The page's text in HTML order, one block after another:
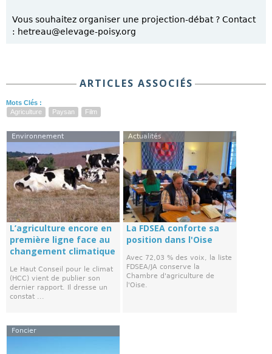
Vous souhaitez organiser une projection-débat ? Contact
: hetreau@elevage-poisy.org
ARTICLES ASSOCIÉS
Mots Clés :
Agriculture
Paysan Film
Environnement
L’agriculture encore en
première ligne face au
changement climatique
Le Haut Conseil pour le climat
(HCC) vient de publier son
dernier rapport. Il dresse un
constat ...
Actualités
La FDSEA conforte sa
position dans l'Oise
Avec 72,03 % des voix, la liste
FDSEA/JA conserve la
Chambre d'agriculture de
l'Oise.
Foncier